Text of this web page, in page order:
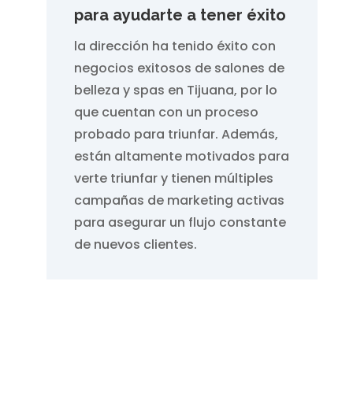
para ayudarte a tener éxito
la dirección ha tenido éxito con
negocios exitosos de salones de
belleza y spas en Tijuana, por lo
que cuentan con un proceso
probado para triunfar. Además,
están altamente motivados para
verte triunfar y tienen múltiples
campañas de marketing activas
para asegurar un flujo constante
de nuevos clientes.